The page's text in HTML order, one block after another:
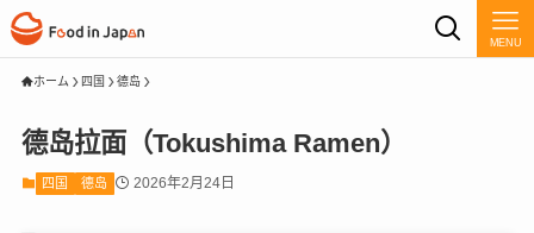
MENU
ホーム 四国 德岛
德岛拉面（Tokushima Ramen）
四国 德岛 2026年2月24日